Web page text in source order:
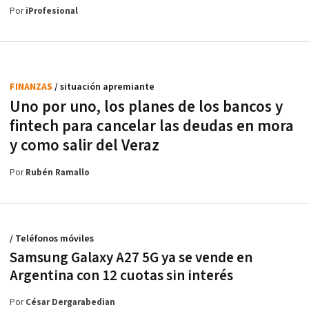
PoriProfesional
Uno por uno, los planes de los bancos y
fintech para cancelar las deudas en mora
y como salir del Veraz
FINANZAS / situación apremiante
PorRubén Ramallo
Samsung Galaxy A27 5G ya se vende en
Argentina con 12 cuotas sin interés
/ Teléfonos móviles
PorCésar Dergarabedian